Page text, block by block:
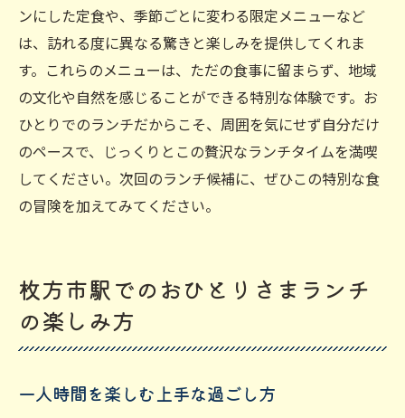
ンにした定食や、季節ごとに変わる限定メニューなど
は、訪れる度に異なる驚きと楽しみを提供してくれま
す。これらのメニューは、ただの食事に留まらず、地域
の文化や自然を感じることができる特別な体験です。お
ひとりでのランチだからこそ、周囲を気にせず自分だけ
のペースで、じっくりとこの贅沢なランチタイムを満喫
してください。次回のランチ候補に、ぜひこの特別な食
の冒険を加えてみてください。
枚方市駅でのおひとりさまランチ
の楽しみ方
一人時間を楽しむ上手な過ごし方